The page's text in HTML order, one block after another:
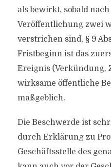
als bewirkt, sobald
Veröffentlichung zwei
verstrichen sind, § 9
Fristbeginn ist das
Ereignis (Verkündung,
wirksame öffentliche
maßgeblich.
Die Beschwerde ist
durch Erklärung zu
Geschäftsstelle des